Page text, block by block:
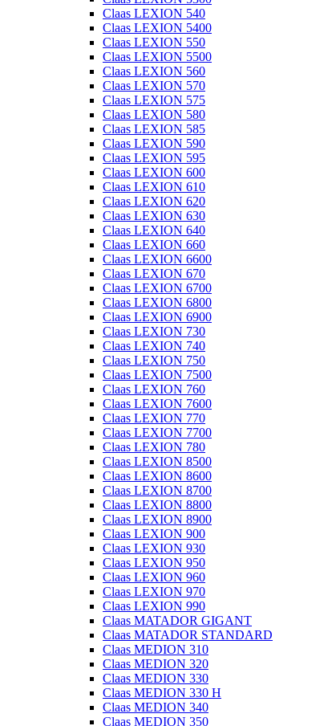
Claas LEXION 540
Claas LEXION 5400
Claas LEXION 550
Claas LEXION 5500
Claas LEXION 560
Claas LEXION 570
Claas LEXION 575
Claas LEXION 580
Claas LEXION 585
Claas LEXION 590
Claas LEXION 595
Claas LEXION 600
Claas LEXION 610
Claas LEXION 620
Claas LEXION 630
Claas LEXION 640
Claas LEXION 660
Claas LEXION 6600
Claas LEXION 670
Claas LEXION 6700
Claas LEXION 6800
Claas LEXION 6900
Claas LEXION 730
Claas LEXION 740
Claas LEXION 750
Claas LEXION 7500
Claas LEXION 760
Claas LEXION 7600
Claas LEXION 770
Claas LEXION 7700
Claas LEXION 780
Claas LEXION 8500
Claas LEXION 8600
Claas LEXION 8700
Claas LEXION 8800
Claas LEXION 8900
Claas LEXION 900
Claas LEXION 930
Claas LEXION 950
Claas LEXION 960
Claas LEXION 970
Claas LEXION 990
Claas MATADOR GIGANT
Claas MATADOR STANDARD
Claas MEDION 310
Claas MEDION 320
Claas MEDION 330
Claas MEDION 330 H
Claas MEDION 340
Claas MEDION 350